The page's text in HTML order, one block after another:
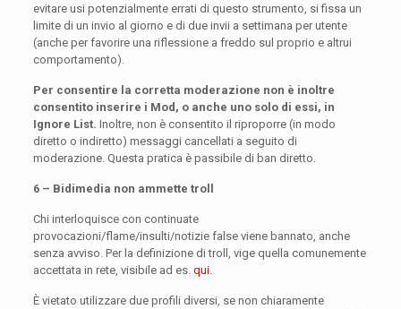
evitare usi potenzialmente errati di questo strumento, si fissa un
limite di un invio al giorno e di due invii a settimana per utente
(anche per favorire una riflessione a freddo sul proprio e altrui
comportamento).
Per consentire la corretta moderazione non è inoltre
consentito inserire i Mod, o anche uno solo di essi, in
Ignore List. Inoltre, non è consentito il riproporre (in modo
diretto o indiretto) messaggi cancellati a seguito di
moderazione. Questa pratica è passibile di ban diretto.
6 – Bidimedia non ammette troll
Chi interloquisce con continuate
provocazioni/flame/insulti/notizie false viene bannato, anche
senza avviso. Per la definizione di troll, vige quella comunemente
accettata in rete, visibile ad es. qui.
È vietato utilizzare due profili diversi, se non chiaramente